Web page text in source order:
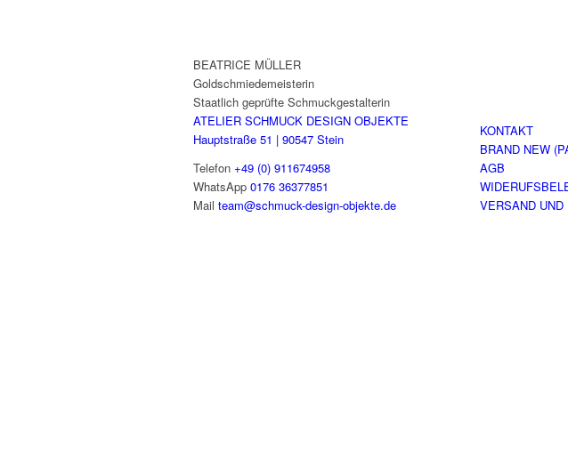
BEATRICE MÜLLER
Goldschmiedemeisterin
Staatlich geprüfte Schmuckgestalterin
ATELIER SCHMUCK DESIGN OBJEKTE
Hauptstraße 51 | 90547 Stein
Telefon +49 (0) 911674958
WhatsApp 0176 36377851
Mail team@schmuck-design-objekte.de
KONTAKT
BRAND NEW
AGB
VERSAND